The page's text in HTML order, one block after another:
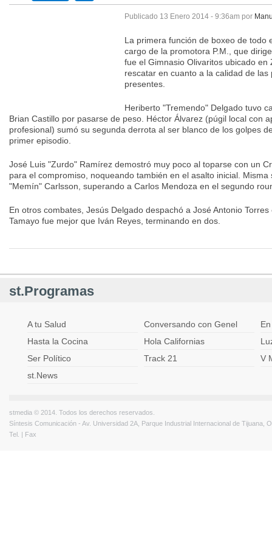
Publicado 13 Enero 2014 - 9:36am por
La primera función de boxeo de todo
cargo de la promotora P.M., que
fue el Gimnasio Olivaritos ubicado en
rescatar en cuanto a la calidad de
presentes.
Heriberto "Tremendo" Delgado tuvo
Brian Castillo por pasarse de peso. Héctor Álvarez (púgil local con
profesional) sumó su segunda derrota al ser blanco de los golpes
primer episodio.
José Luis "Zurdo" Ramírez demostró muy poco al toparse con un
para el compromiso, noqueando también en el asalto inicial.
"Memín" Carlsson, superando a Carlos Mendoza en el segundo
En otros combates, Jesús Delgado despachó a José Antonio
Tamayo fue mejor que Iván Reyes, terminando en dos.
st.Programas
A tu Salud Conversando con Genel
Hasta la Cocina
Hola Californias
Ser Político
Track 21
V
st.News
stmedia © 2014. Todos los derechos reservados.
Síntesis Comunicación - Av. Universidad 2A, Parque Industrial Internacional de Tijuana,
Tel. | Fax